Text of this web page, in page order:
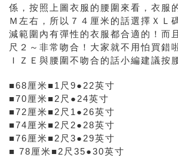
係，按照上圖衣服的腰圍來看，衣服
Ｍ左右，所以７４厘米的話選擇ＸＬ
減範圍內有彈性的衣服都合適的！而
尺２～非常吻合！大家就不用怕買錯
ＩＺＥ與腰圍不吻合的話小編建議按
■68厘米■1尺9●22英寸
■70厘米■2尺●24英寸
■72厘米■2尺1●26英寸
■74厘米■2尺2●28英寸
■76厘米■2尺3●29英寸
■ 78厘米■2尺35●30英寸